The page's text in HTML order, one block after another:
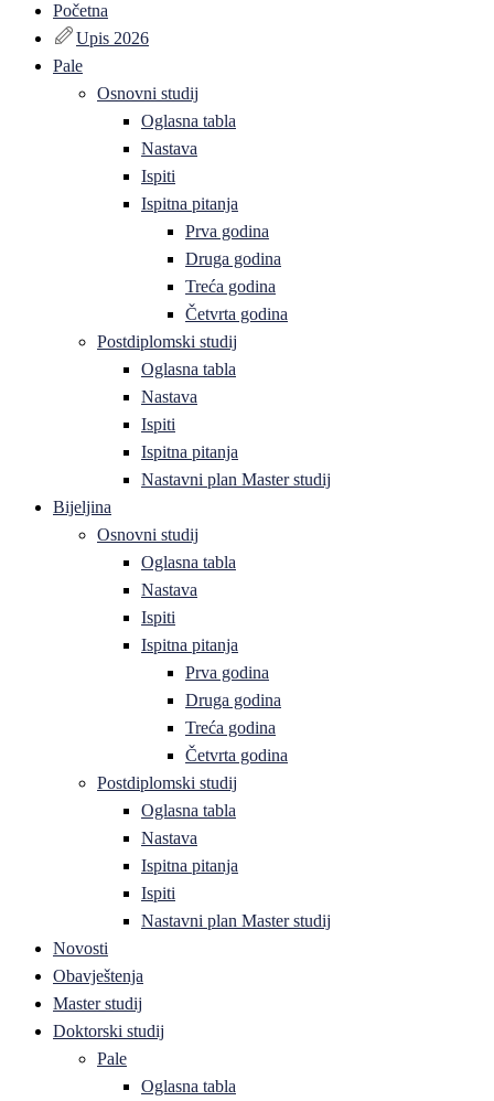
Početna
Upis 2026
Pale
Osnovni studij
Oglasna tabla
Nastava
Ispiti
Ispitna pitanja
Prva godina
Druga godina
Treća godina
Četvrta godina
Postdiplomski studij
Oglasna tabla
Nastava
Ispiti
Ispitna pitanja
Nastavni plan Master studij
Bijeljina
Osnovni studij
Oglasna tabla
Nastava
Ispiti
Ispitna pitanja
Prva godina
Druga godina
Treća godina
Četvrta godina
Postdiplomski studij
Oglasna tabla
Nastava
Ispitna pitanja
Ispiti
Nastavni plan Master studij
Novosti
Obavještenja
Master studij
Doktorski studij
Pale
Oglasna tabla